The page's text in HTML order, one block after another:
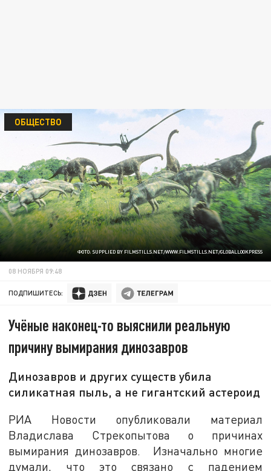
ФОТО: SUPPLIED BY FILMSTILLS.NET/WWW.FILMSTILLS.NET/GLOBALLOOKPRESS
ОБЩЕСТВО
08 НОЯБРЯ 09:48
ПОДПИШИТЕСЬ:
Учёные наконец-то выяснили реальную
причину вымирания динозавров
Динозавров и других существ убила
силикатная пыль, а не гигантский астероид
РИА Новости опубликовали материал
Владислава Стрекопытова о причинах
вымирания динозавров. Изначально многие
думали, что это связано с падением